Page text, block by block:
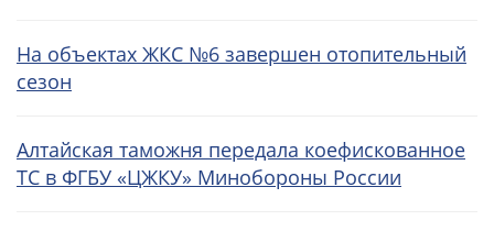
На объектах ЖКС №6 завершен отопительный
сезон
Алтайская таможня передала коефискованное
ТС в ФГБУ «ЦЖКУ» Минобороны России